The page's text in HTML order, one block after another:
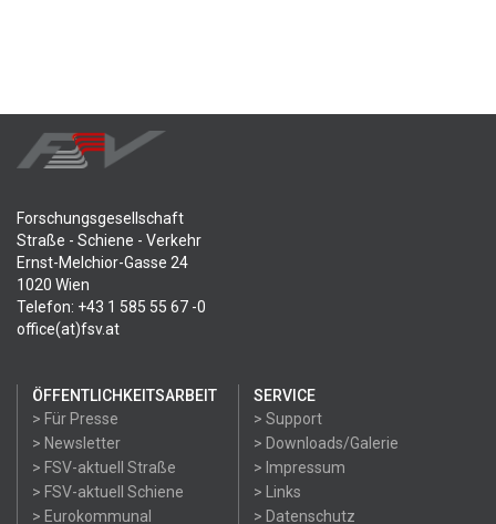
Forschungsgesellschaft
Straße - Schiene - Verkehr
Ernst-Melchior-Gasse 24
1020 Wien
Telefon: +43 1 585 55 67 -0
office(at)fsv.at
ÖFFENTLICHKEITSARBEIT
> Für Presse
> Newsletter
> FSV-aktuell Straße
> FSV-aktuell Schiene
> Eurokommunal
SERVICE
> Support
> Downloads/Galerie
> Impressum
> Links
> Datenschutz